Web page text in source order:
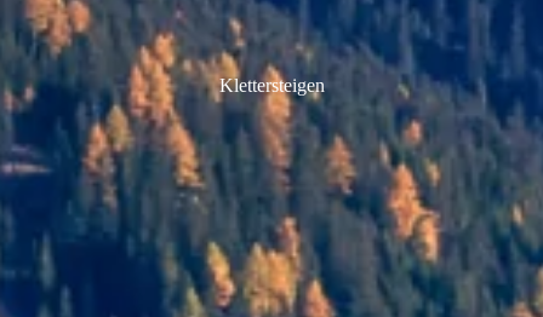
Klettersteigen